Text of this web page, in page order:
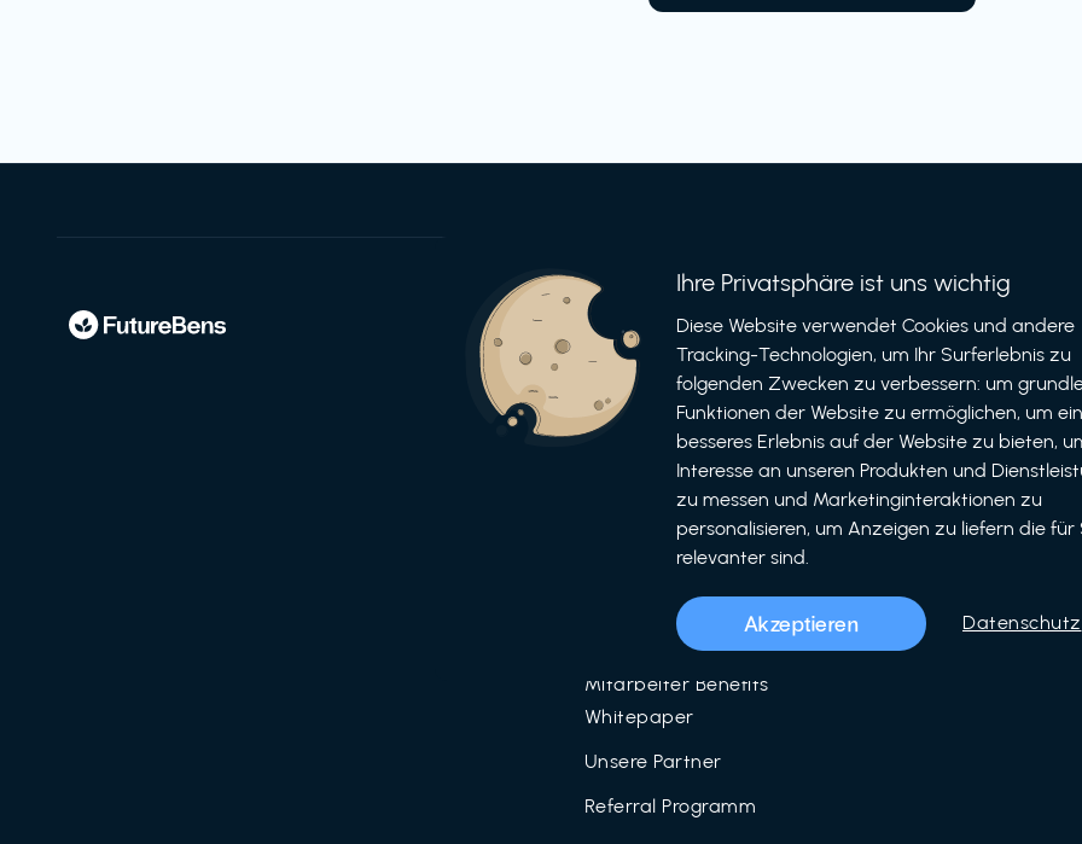
Informationen
Für Unternehmen
Für Partner
Unser Team
Mitarbeiter Benefits
Mitarbeiter Benefits
Whitepaper
Unsere Partner
Referral Programm
Bewerben
als Unternehmen
Ihre Privatsphäre ist uns wichtig
Diese Website verwendet Cookies und andere
Tracking-Technologien, um Ihr Surferlebnis zu
folgenden Zwecken zu verbessern: um
Funktionen der Website zu ermöglichen, um ein
besseres Erlebnis auf der Website zu bieten,
Interesse an unseren Produkten und
zu messen und Marketinginteraktionen zu
personalisieren, um Anzeigen zu liefern die für
relevanter sind.
Akzeptieren Datenschutz